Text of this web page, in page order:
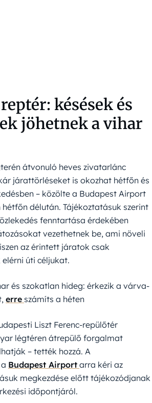
késések és
jöhetnek a vihar
átvonuló heves zivatarlánc
járattörléseket is okozhat hétfőn és
– közölte a Budapest Airport
délután. Tájékoztatásuk szerint
fenntartása érdekében
vezethetnek be, ami növeli
az érintett járatok csak
úti céljukat.
és szokatlan hideg: érkezik a várva-
erre számíts a héten
Liszt Ferenc-repülőtér
légtéren átrepülő forgalmat
– tették hozzá. A
Budapest Airport arra kéri az
megkezdése előtt tájékozódjanak
időpontjáról.